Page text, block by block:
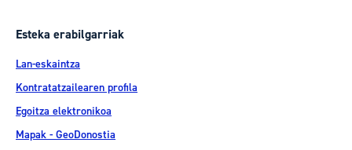
Esteka erabilgarriak
Lan-eskaintza
Kontratatzailearen profila
Egoitza elektronikoa
Mapak - GeoDonostia